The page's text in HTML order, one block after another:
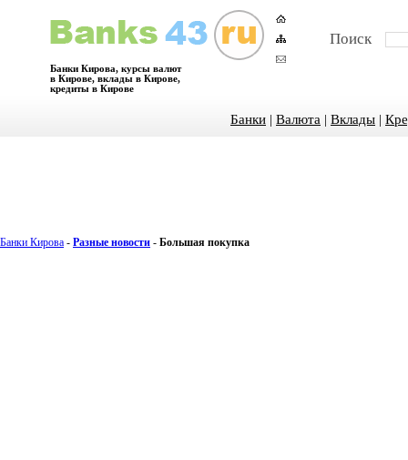
Банки Кирова, курсы валют
в Кирове, вклады в Кирове,
кредиты в Кирове
Поиск
Банки | Валюта | Вклады |
Банки Кирова - Разные новости - Большая покупка